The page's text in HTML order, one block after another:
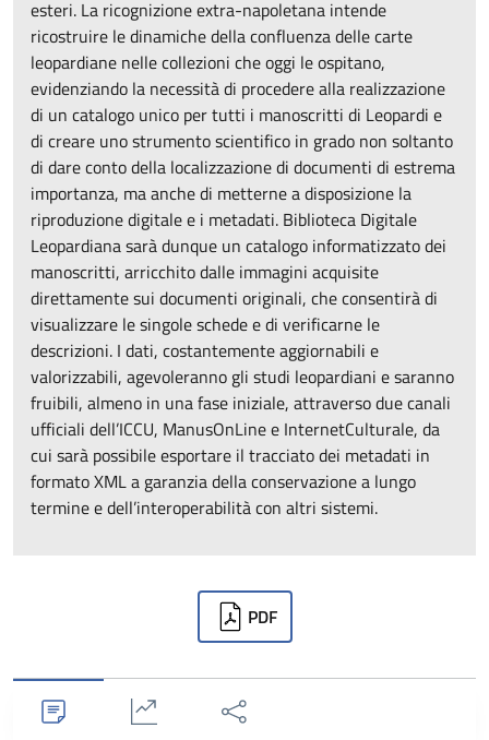
esteri. La ricognizione extra-napoletana intende
ricostruire le dinamiche della confluenza delle carte
leopardiane nelle collezioni che oggi le ospitano,
evidenziando la necessità di procedere alla realizzazione
di un catalogo unico per tutti i manoscritti di Leopardi e
di creare uno strumento scientifico in grado non soltanto
di dare conto della localizzazione di documenti di estrema
importanza, ma anche di metterne a disposizione la
riproduzione digitale e i metadati. Biblioteca Digitale
Leopardiana sarà dunque un catalogo informatizzato dei
manoscritti, arricchito dalle immagini acquisite
direttamente sui documenti originali, che consentirà di
visualizzare le singole schede e di verificarne le
descrizioni. I dati, costantemente aggiornabili e
valorizzabili, agevoleranno gli studi leopardiani e saranno
fruibili, almeno in una fase iniziale, attraverso due canali
ufficiali dell’ICCU, ManusOnLine e InternetCulturale, da
cui sarà possibile esportare il tracciato dei metadati in
formato XML a garanzia della conservazione a lungo
termine e dell’interoperabilità con altri sistemi.
PDF
Dettagli Statistiche Condividi